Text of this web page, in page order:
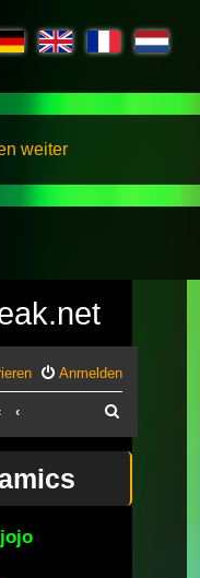
weiter
Anmelden
jojo